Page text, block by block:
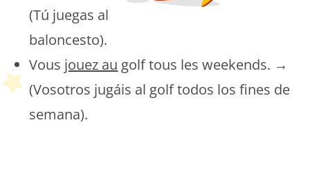
(Tú juegas al
baloncesto).
Vous jouez au golf tous les weekends. →
(Vosotros jugáis al golf todos los fines de
semana).